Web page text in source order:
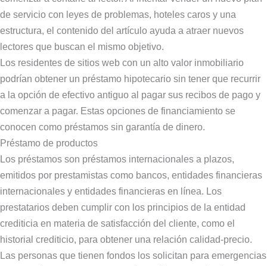
de servicio con leyes de problemas, hoteles caros y una
estructura, el contenido del artículo ayuda a atraer nuevos
lectores que buscan el mismo objetivo.
Los residentes de sitios web con un alto valor inmobiliario
podrían obtener un préstamo hipotecario sin tener que recurrir
a la opción de efectivo antiguo al pagar sus recibos de pago y
comenzar a pagar. Estas opciones de financiamiento se
conocen como préstamos sin garantía de dinero.
Préstamo de productos
Los préstamos son préstamos internacionales a plazos,
emitidos por prestamistas como bancos, entidades financieras
internacionales y entidades financieras en línea. Los
prestatarios deben cumplir con los principios de la entidad
crediticia en materia de satisfacción del cliente, como el
historial crediticio, para obtener una relación calidad-precio.
Las personas que tienen fondos los solicitan para emergencias